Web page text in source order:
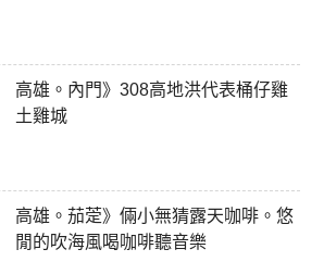
高雄。內門》308高地洪代表桶仔雞
土雞城
高雄。茄萣》倆小無猜露天咖啡。悠
閒的吹海風喝咖啡聽音樂